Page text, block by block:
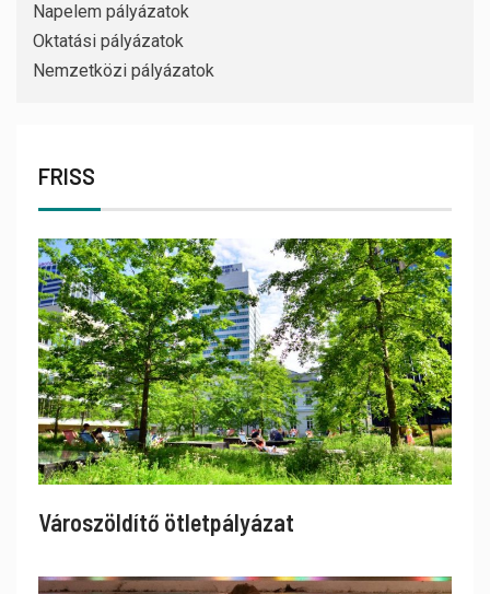
Napelem pályázatok
Oktatási pályázatok
Nemzetközi pályázatok
FRISS
Városzöldítő ötletpályázat